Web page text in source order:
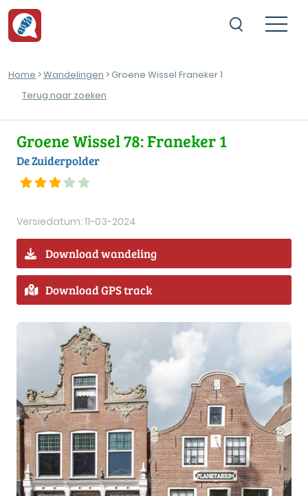
Home >Wandelingen > Groene Wissel Franeker 1
Terug naar zoeken
Groene Wissel 78: Franeker 1
De Zuiderpolder
Versiedatum: 11-03-2024
Download wandeling
Download GPS track